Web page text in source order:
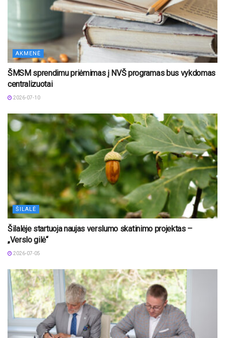
AKMENĖ
ŠMSM sprendimu priėmimas į NVŠ programas bus vykdomas
centralizuotai
2026-07-10
ŠILALĖ
Šilalėje startuoja naujas verslumo skatinimo projektas –
„Verslo gilė“
2026-07-05